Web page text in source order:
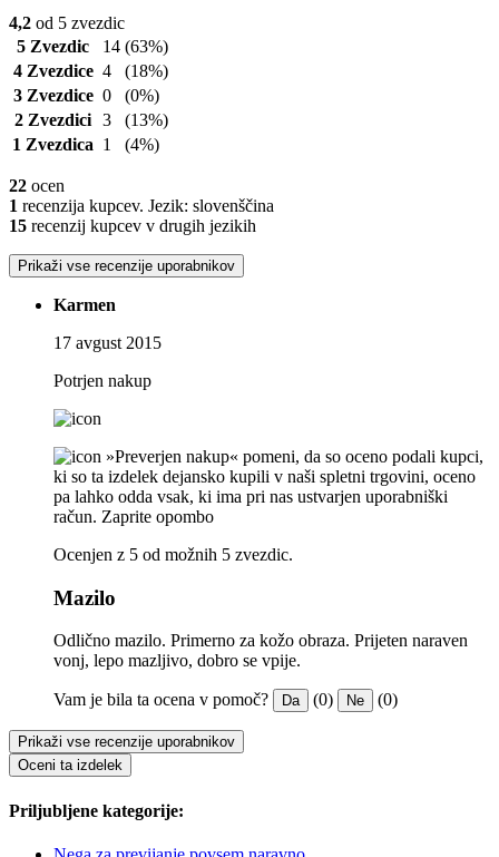
4,2 od 5 zvezdic
5 Zvezdic
14 (63%)
4 Zvezdice 4
(18%)
3 Zvezdice 0
(0%)
2 Zvezdici 3
(13%)
1 Zvezdica 1 (4%)
22 ocen
1 recenzija kupcev. Jezik: slovenščina
15 recenzij kupcev v drugih jezikih
Prikaži vse recenzije uporabnikov
Karmen
17 avgust 2015
Potrjen nakup
»Preverjen nakup« pomeni, da so oceno podali kupci,
ki so ta izdelek dejansko kupili v naši spletni trgovini, oceno
pa lahko odda vsak, ki ima pri nas ustvarjen uporabniški
račun. Zaprite opombo
Ocenjen z 5 od možnih 5 zvezdic.
Mazilo
Odlično mazilo. Primerno za kožo obraza. Prijeten naraven
vonj, lepo mazljivo, dobro se vpije.
Vam je bila ta ocena v pomoč? Da (0) Ne (0)
Prikaži vse recenzije uporabnikov
Oceni ta izdelek
Priljubljene kategorije: